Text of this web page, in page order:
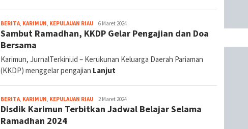
BERITA, KARIMUN, KEPULAUAN RIAUjurnal
6 Maret 2024
Sambut Ramadhan, KKDP Gelar Pengajian dan Doa
Bersama
Karimun, JurnalTerkini.id – Kerukunan Keluarga Daerah Pariaman
(KKDP) menggelar pengajian Lanjut
BERITA, KARIMUN, KEPULAUAN RIAUjurnal
2 Maret 2024
Disdik Karimun Terbitkan Jadwal Belajar Selama
Ramadhan 2024